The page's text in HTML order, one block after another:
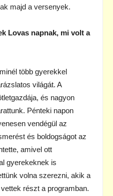
majd a versenyek.
Lovas napnak, mi volt a
több gyerekkel
világát. A
és nagyon
Pénteki napon
vendégül az
és boldogságot az
amivel ott
gyerekeknek is
volna szerezni, akik a
részt a programban.